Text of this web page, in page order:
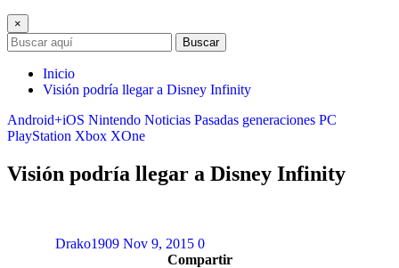
×
Buscar
Inicio
Visión podría llegar a Disney Infinity
Android+iOS Nintendo Noticias Pasadas generaciones PC
PlayStation Xbox XOne
Visión podría llegar a Disney Infinity
Drako1909 Nov 9, 2015 0
Compartir